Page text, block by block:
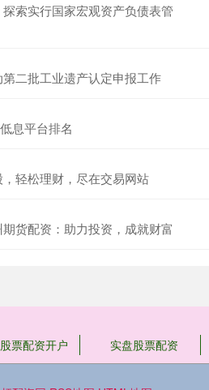
索实行国家宏观资产负债表管
二批工业遗产认定申报工作
息平台排名
轻松理财，尽在交易网站
货配资：助力投资，成就财富
票配资开户 实盘股票配资